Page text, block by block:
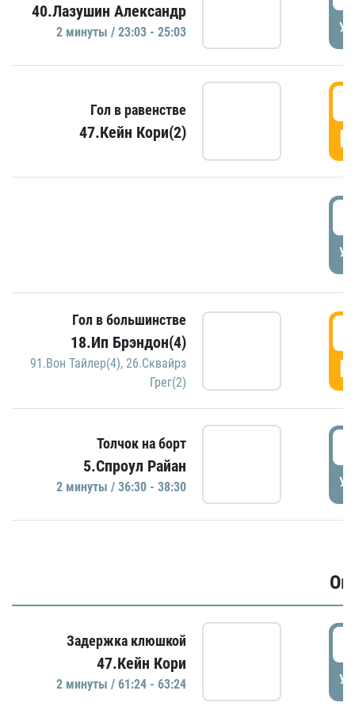
40.Лазушин Александр
2 минуты / 23:03 - 25:03
Гол в равенстве
47.Кейн Кори(2)
Гол в большинстве
18.Ип Брэндон(4)
91.Вон Тайлер(4), 26.Сквайрз
Грег(2)
Толчок на борт
5.Спроул Райан
2 минуты / 36:30 - 38:30
Задержка клюшкой
47.Кейн Кори
2 минуты / 61:24 - 63:24